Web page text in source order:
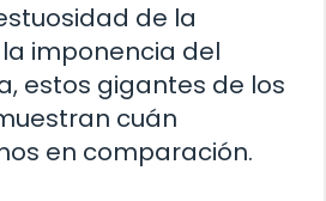
de la
imponencia del
estos gigantes de los
cuán
en comparación.